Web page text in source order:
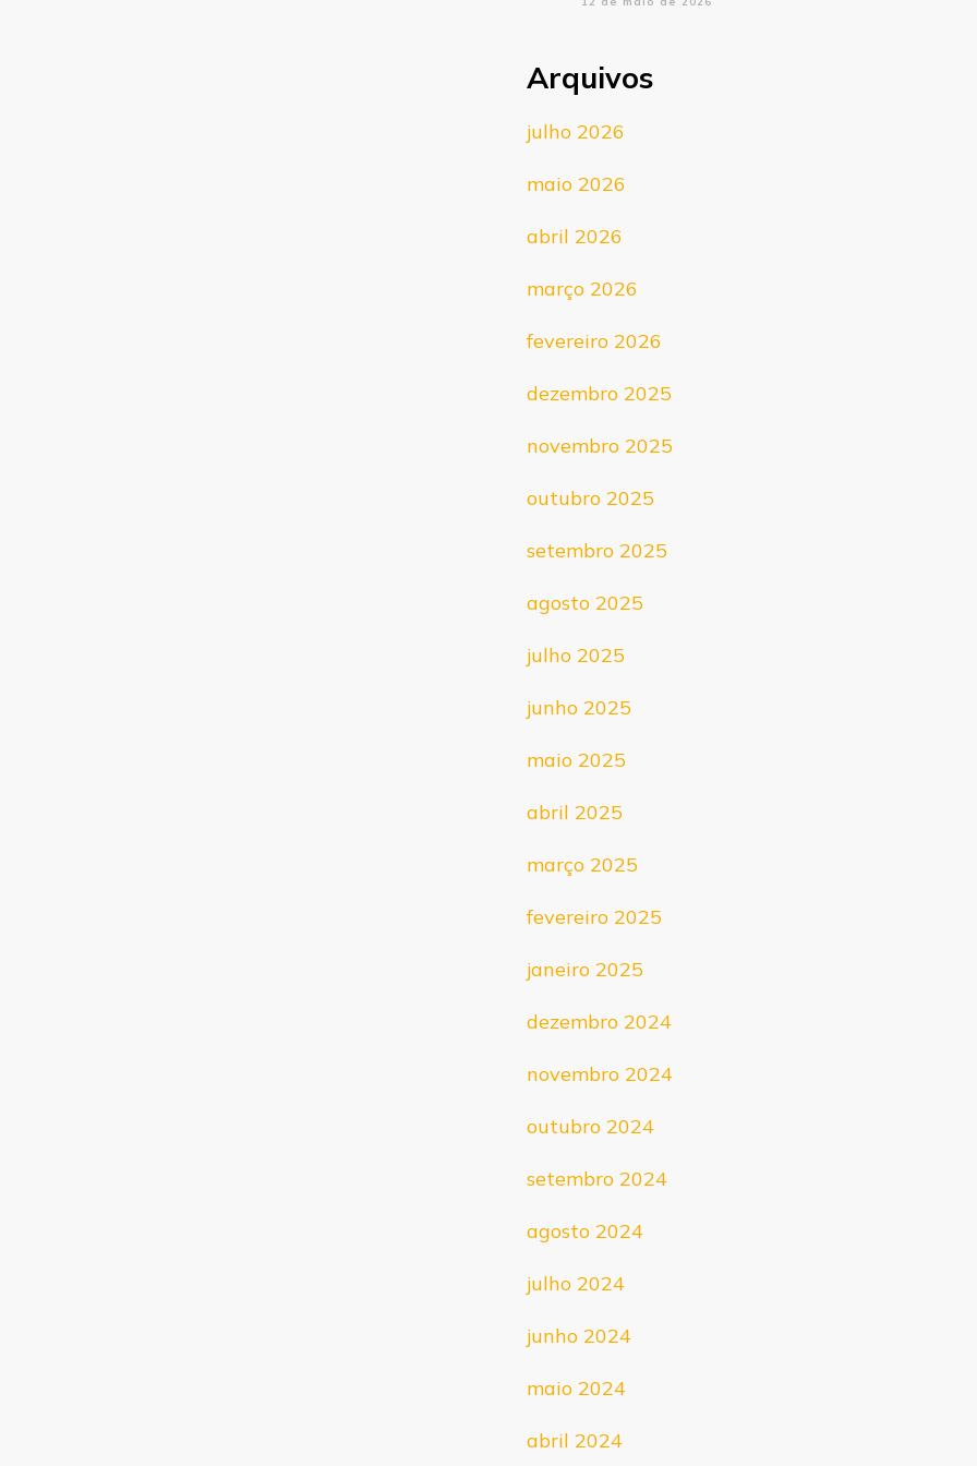
Arquivos
julho 2026
maio 2026
abril 2026
março 2026
fevereiro 2026
dezembro 2025
novembro 2025
outubro 2025
setembro 2025
agosto 2025
julho 2025
junho 2025
maio 2025
abril 2025
março 2025
fevereiro 2025
janeiro 2025
dezembro 2024
novembro 2024
outubro 2024
setembro 2024
agosto 2024
julho 2024
junho 2024
maio 2024
abril 2024